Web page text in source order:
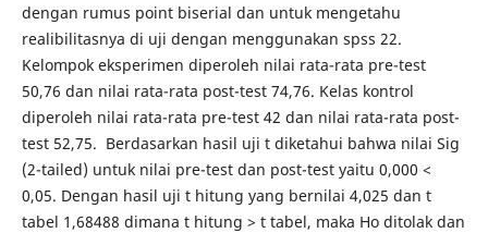
dengan rumus point biserial dan untuk mengetahu
realibilitasnya di uji dengan menggunakan spss 22.
Kelompok eksperimen diperoleh nilai rata-rata pre-test
50,76 dan nilai rata-rata post-test 74,76. Kelas kontrol
diperoleh nilai rata-rata pre-test 42 dan nilai rata-rata post-
test 52,75. Berdasarkan hasil uji t diketahui bahwa nilai Sig
(2-tailed) untuk nilai pre-test dan post-test yaitu 0,000 <
0,05. Dengan hasil uji t hitung yang bernilai 4,025 dan t
tabel 1,68488 dimana t hitung > t tabel, maka Ho ditolak dan